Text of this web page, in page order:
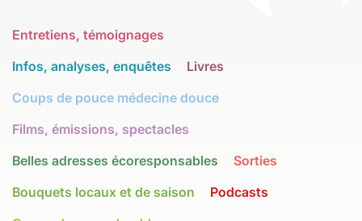
Entretiens, témoignages
Infos, analyses, enquêtes
Livres
Coups de pouce médecine douce
Films, émissions, spectacles
Belles adresses écoresponsables
Sorties
Bouquets locaux et de saison
Podcasts